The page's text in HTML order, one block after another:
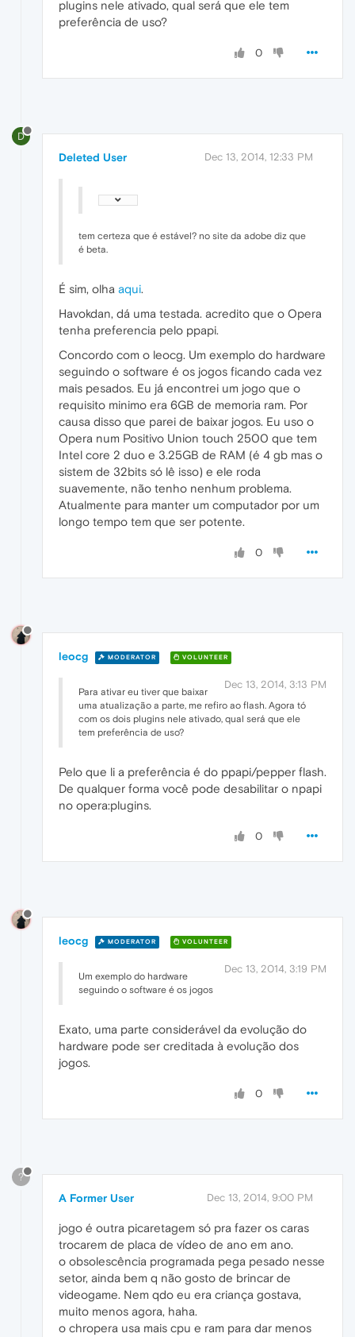
plugins nele ativado, qual será que ele tem
preferência de uso?
0
D
Deleted User Dec 13, 2014, 12:33 PM
tem certeza que é estável? no site da adobe diz que
é beta.
É sim, olha aqui.
Havokdan, dá uma testada. acredito que o Opera
tenha preferencia pelo ppapi.
Concordo com o leocg. Um exemplo do hardware
seguindo o software é os jogos ficando cada vez
mais pesados. Eu já encontrei um jogo que o
requisito minimo era 6GB de memoria ram. Por
causa disso que parei de baixar jogos. Eu uso o
Opera num Positivo Union touch 2500 que tem
Intel core 2 duo e 3.25GB de RAM (é 4 gb mas o
sistem de 32bits só lê isso) e ele roda
suavemente, não tenho nenhum problema.
Atualmente para manter um computador por um
longo tempo tem que ser potente.
0
leocg MODERATOR VOLUNTEER
Dec 13, 2014, 3:13 PM
Para ativar eu tiver que baixar
uma atualização a parte, me refiro ao flash. Agora tó
com os dois plugins nele ativado, qual será que ele
tem preferência de uso?
Pelo que li a preferência é do ppapi/pepper flash.
De qualquer forma você pode desabilitar o npapi
no opera:plugins.
0
leocg MODERATOR VOLUNTEER
Dec 13, 2014, 3:19 PM
Um exemplo do hardware
seguindo o software é os jogos
Exato, uma parte considerável da evolução do
hardware pode ser creditada à evolução dos
jogos.
0
?
A Former User Dec 13, 2014, 9:00 PM
jogo é outra picaretagem só pra fazer os caras
trocarem de placa de vídeo de ano em ano.
o obsolescência programada pega pesado nesse
setor, ainda bem q não gosto de brincar de
videogame. Nem qdo eu era criança gostava,
muito menos agora, haha.
o chropera usa mais cpu e ram para dar menos